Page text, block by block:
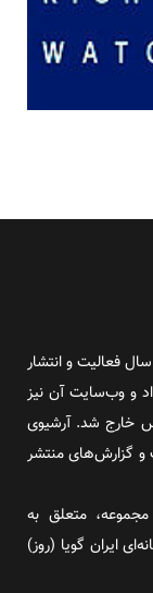
روز آنلاین روزنامه‌ای اینترنتی بود که پس از طول ۱۲ سال فعالیت و انتشار
پایان داد و وب‌سایت آن نیز
خارج شد. آرشیوی
و گزارش‌های منتشر
متعلق به
ایران گویا (روز)